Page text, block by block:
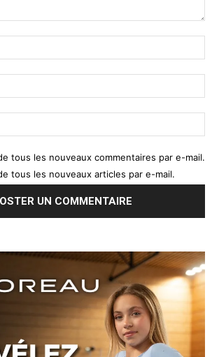
tous les nouveaux commentaires par e-mail.
tous les nouveaux articles par e-mail.